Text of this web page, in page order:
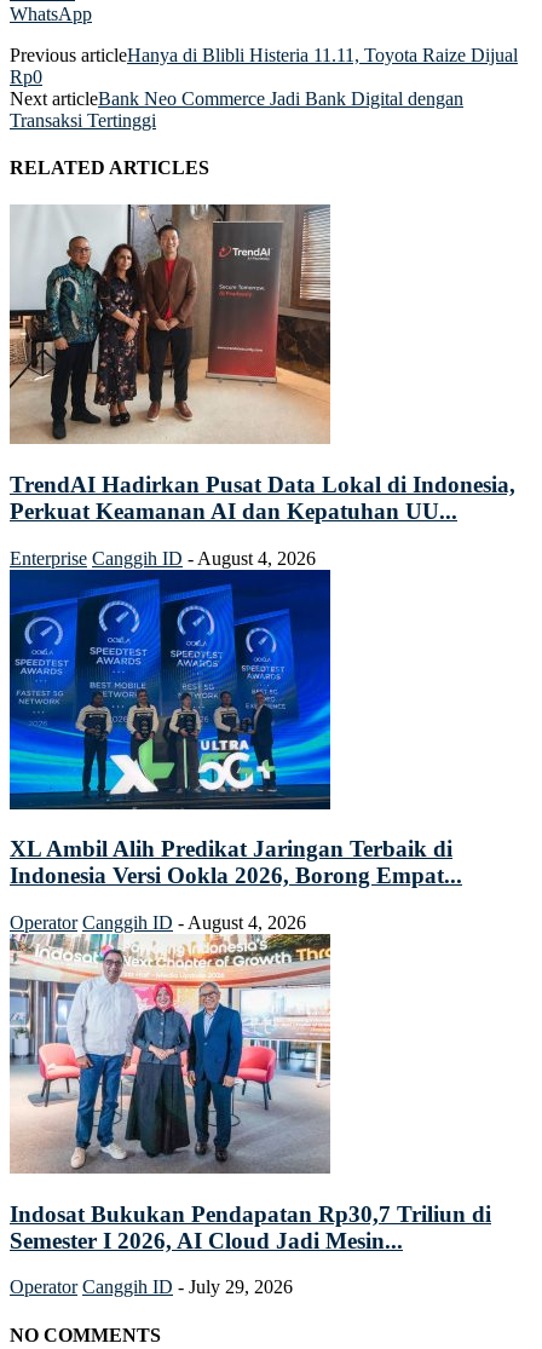
WhatsApp
Previous articleHanya di Blibli Histeria 11.11, Toyota Raize Dijual
Rp0
Next articleBank Neo Commerce Jadi Bank Digital dengan
Transaksi Tertinggi
RELATED ARTICLES
TrendAI Hadirkan Pusat Data Lokal di Indonesia,
Perkuat Keamanan AI dan Kepatuhan UU...
Enterprise Canggih ID - August 4, 2026
XL Ambil Alih Predikat Jaringan Terbaik di
Indonesia Versi Ookla 2026, Borong Empat...
Operator Canggih ID - August 4, 2026
Indosat Bukukan Pendapatan Rp30,7 Triliun di
Semester I 2026, AI Cloud Jadi Mesin...
Operator Canggih ID - July 29, 2026
NO COMMENTS